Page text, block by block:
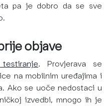
pa je dobro da se sve
objave
. Provjerava se
na mobilnim uređajima i
Ako se uoče nedostaci u
izvedbi, mnogo ih je